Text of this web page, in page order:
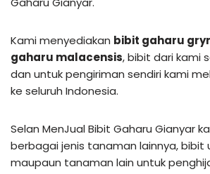
Kami menyediakan bibit gaharu
gaharu malacensis, bibit dari kami
dan untuk pengiriman sendiri kami
ke seluruh Indonesia.
Selan MenJual Bibit Gaharu Gianyar
berbagai jenis tanaman lainnya, bibit
maupaun tanaman lain untuk